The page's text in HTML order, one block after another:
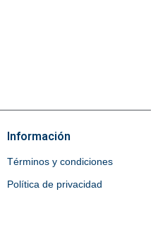
Información
Términos y condiciones
Política de privacidad